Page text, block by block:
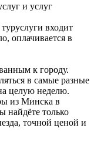
и услуг
входит
оплачивается в
к городу.
в самые разные
целую неделю.
из Минска в
найдёте только
точной ценой и